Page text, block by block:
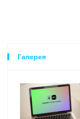
Галерея